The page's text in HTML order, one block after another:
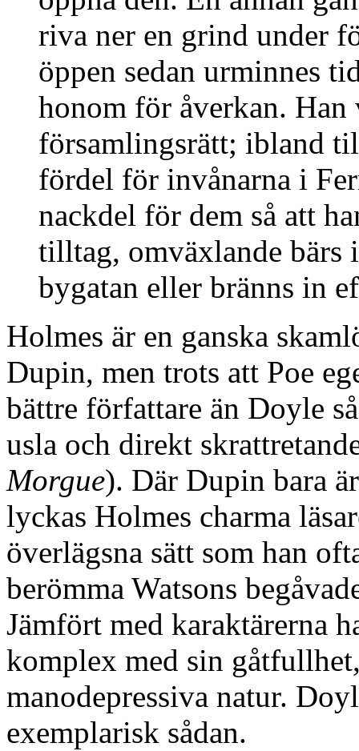
riva ner en grind under
öppen sedan urminnes
honom för åverkan. Han
församlingsrätt; ibland
fördel för invånarna i
nackdel för dem så att
tilltag, omväxlande
bygatan eller bränns in
Holmes är en ganska
Dupin, men trots att Poe
bättre författare än Doyle
usla och direkt
Morgue). Där Dupin bara
lyckas Holmes charma
överlägsna sätt som han
berömma Watsons
Jämfört med karaktärerna
komplex med sin
manodepressiva natur.
exemplarisk sådan.